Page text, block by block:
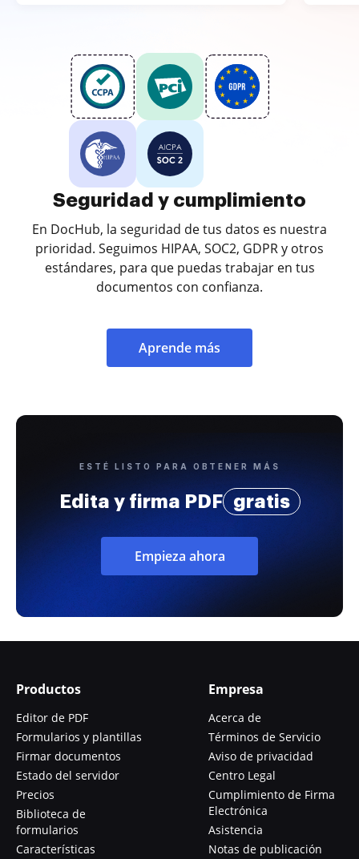
Seguridad y cumplimiento
En DocHub, la seguridad de tus datos es nuestra
prioridad. Seguimos HIPAA, SOC2, GDPR y otros
estándares, para que puedas trabajar en tus
documentos con confianza.
Aprende más
ESTÉ LISTO PARA OBTENER MÁS
Edita y firma PDF gratis
Empieza ahora
Productos
Editor de PDF
Formularios y plantillas
Firmar documentos
Estado del servidor
Precios
Biblioteca de
formularios
Características
Empresa
Acerca de
Términos de Servicio
Aviso de privacidad
Centro Legal
Cumplimiento de Firma
Electrónica
Asistencia
Notas de publicación